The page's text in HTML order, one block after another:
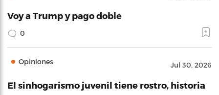
Voy a Trump y pago doble
0
Opiniones Jul 30, 2026
El sinhogarismo juvenil tiene rostro, historia